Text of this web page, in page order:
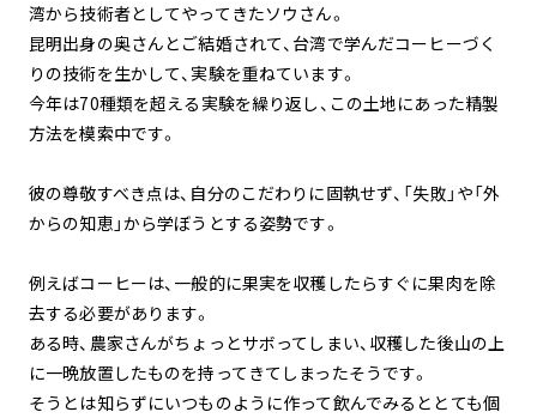
湾から技術者としてやってきたソウさん。
昆明出身の奥さんとご結婚されて、台湾で学んだコーヒーづく
りの技術を生かして、実験を重ねています。
今年は70種類を超える実験を繰り返し、この土地にあった精製
方法を模索中です。
彼の尊敬すべき点は、自分のこだわりに固執せず、「失敗」や「外
からの知恵」から学ぼうとする姿勢です。
例えばコーヒーは、一般的に果実を収穫したらすぐに果肉を除
去する必要があります。
ある時、農家さんがちょっとサボってしまい、収穫した後山の上
に一晩放置したものを持ってきてしまったそうです。
そうとは知らずにいつものように作って飲んでみるととても個